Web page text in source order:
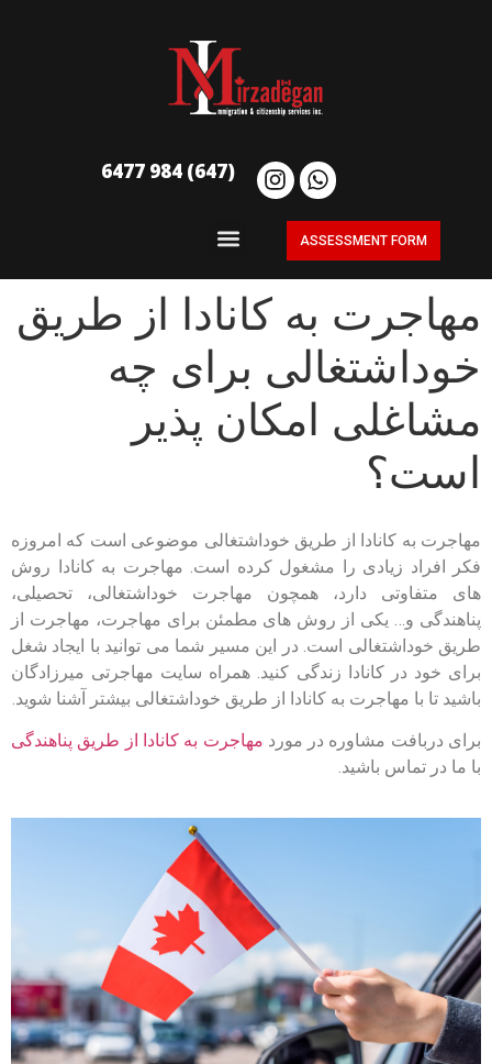
(647) 984 6477
ASSESSMENT FORM
مهاجرت به کانادا از طریق
خوداشتغالی برای چه
مشاغلی امکان پذیر
است؟
مهاجرت به کانادا از طریق خوداشتغالی موضوعی است که امروزه
فکر افراد زیادی را مشغول کرده است. مهاجرت به کانادا روش
های متفاوتی دارد، همچون مهاجرت خوداشتغالی، تحصیلی،
پناهندگی و… یکی از روش های مطمئن برای مهاجرت، مهاجرت از
طریق خوداشتغالی است. در این مسیر شما می توانید با ایجاد شغل
برای خود در کانادا زندگی کنید. همراه سایت مهاجرتی میرزادگان
باشید تا با مهاجرت به کانادا از طریق خوداشتغالی بیشتر آشنا شوید.
برای دربافت مشاوره در مورد مهاجرت به کانادا از طریق پناهندگی
با ما در تماس باشید.